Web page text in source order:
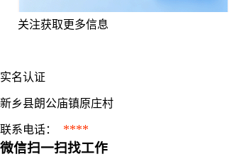
关注获取更多信息
实名认证
新乡县朗公庙镇原庄村
联系电话： ****
微信扫一扫找工作